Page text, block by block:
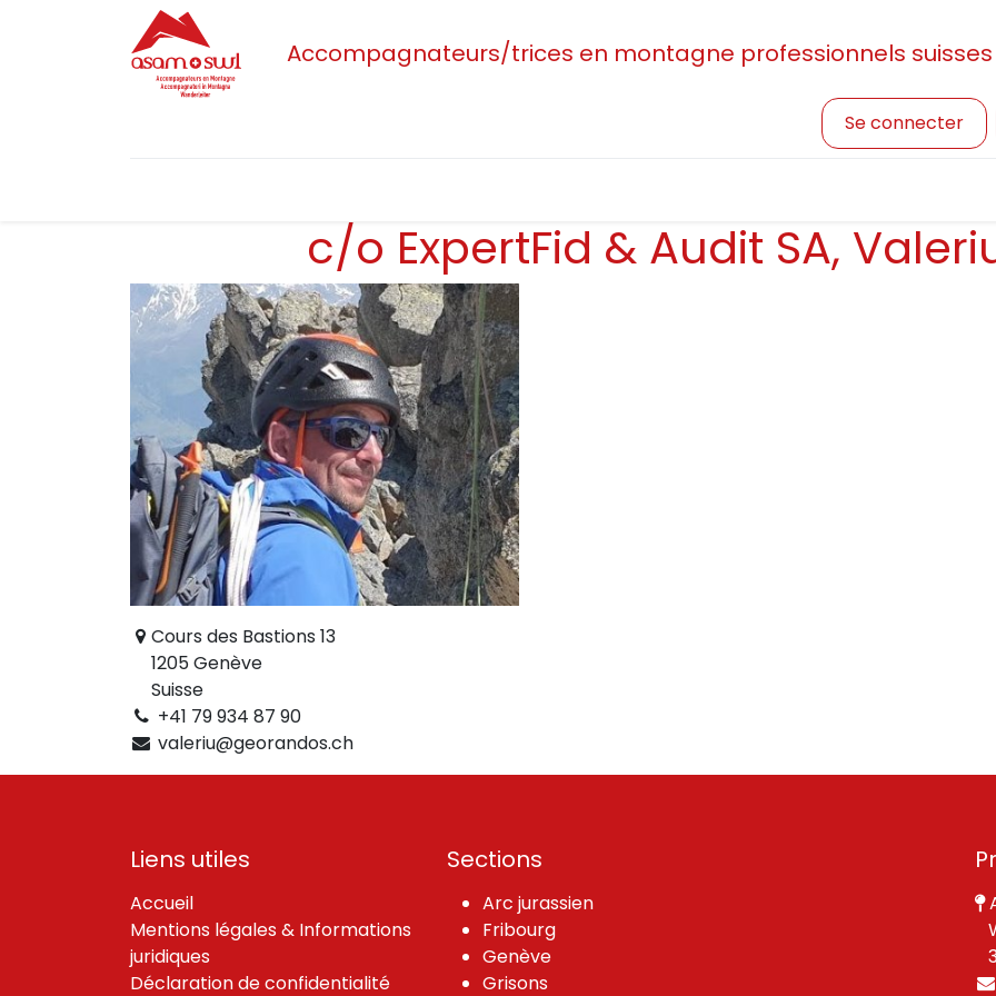
Accompagnateurs/trices en montagne professionnels suisses
Se connecter
c/o ExpertFid & Audit SA,
Cours des Bastions 13
1205 Genève
Suisse
+41 79 934 87 90
valeriu@georandos.ch
Liens utiles
Accueil
Mentions légales & Informations
juridiques
Déclaration de confidentialité
Sections
Arc jurassien
Fribourg
Genève
Grisons